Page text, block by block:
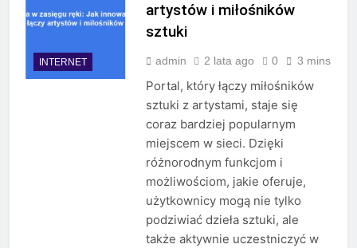
INTERNET
artystów i miłośników
sztuki
admin 2 lata ago 0 3 mins
Portal, który łączy miłośników
sztuki z artystami, staje się
coraz bardziej popularnym
miejscem w sieci. Dzięki
różnorodnym funkcjom i
możliwościom, jakie oferuje,
użytkownicy mogą nie tylko
podziwiać dzieła sztuki, ale
także aktywnie uczestniczyć w